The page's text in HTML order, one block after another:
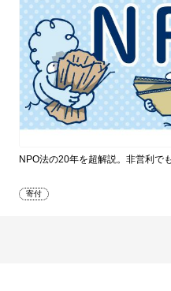
NPO法の20年を超解説。非営利で
寄付